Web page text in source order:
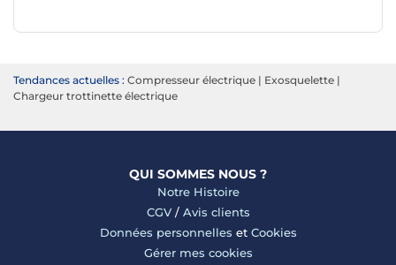
Tendances actuelles : Compresseur électrique | Exosquelette |
Chargeur trottinette électrique
QUI SOMMES NOUS ?
Notre Histoire
CGV/ Avis clients
Données personnelles et Cookies
Gérer mes cookies